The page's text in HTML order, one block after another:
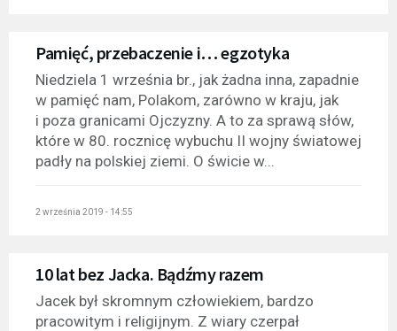
Pamięć, przebaczenie i… egzotyka
Niedziela 1 września br., jak żadna inna, zapadnie
w pamięć nam, Polakom, zarówno w kraju, jak
i poza granicami Ojczyzny. A to za sprawą słów,
które w 80. rocznicę wybuchu II wojny światowej
padły na polskiej ziemi. O świcie w...
2 września 2019 - 14:55
10 lat bez Jacka. Bądźmy razem
Jacek był skromnym człowiekiem, bardzo
pracowitym i religijnym. Z wiary czerpał